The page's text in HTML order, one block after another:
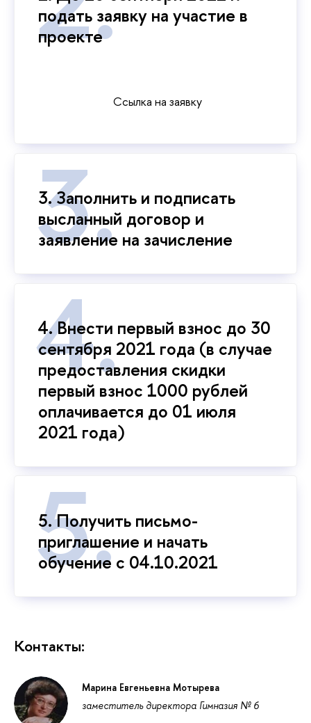
подать заявку на участие в
проекте
Ссылка на заявку
3. Заполнить и подписать
высланный договор и
заявление на зачисление
4. Внести первый взнос до 30
сентября 2021 года (в случае
предоставления скидки
первый взнос 1000 рублей
оплачивается до 01 июля
2021 года)
5. Получить письмо-
приглашение и начать
обучение с 04.10.2021
Контакты:
Марина Евгеньевна Мотырева
заместитель директора Гимназия № 6